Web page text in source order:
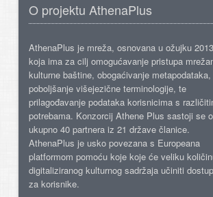
O projektu AthenaPlus
AthenaPlus je mreža, osnovana u ožujku
koja ima za cilj omogućavanje pristupa
kulturne baštine, obogaćivanje metapodataka,
poboljšanje višejezične terminologije, te
prilagođavanje podataka korisnicima s
potrebama. Konzorcij Athene Plus sastoji se
ukupno 40 partnera iz 21 države članice.
AthenaPlus je usko povezana s Europeana
platformom pomoću koje koje će veliku
digitaliziranog kulturnog sadržaja učiniti
za korisnike.